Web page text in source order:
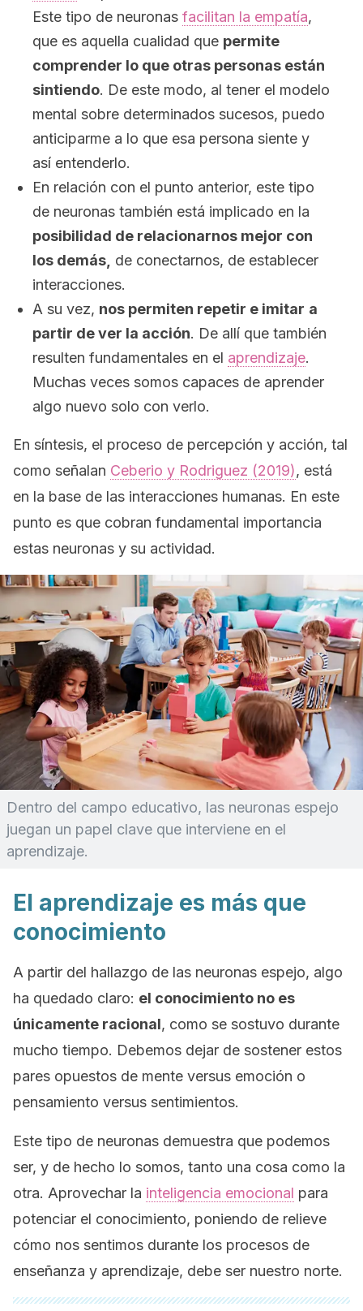
Este tipo de neuronas facilitan la empatía,
que es aquella cualidad que permite
comprender lo que otras personas están
sintiendo. De este modo, al tener el modelo
mental sobre determinados sucesos, puedo
anticiparme a lo que esa persona siente y
así entenderlo.
En relación con el punto anterior, este tipo
de neuronas también está implicado en la
posibilidad de relacionarnos mejor con
los demás, de conectarnos, de establecer
interacciones.
A su vez, nos permiten repetir e imitar a
partir de ver la acción. De allí que también
resulten fundamentales en el aprendizaje.
Muchas veces somos capaces de aprender
algo nuevo solo con verlo.
En síntesis, el proceso de percepción y acción, tal
como señalan Ceberio y Rodriguez (2019), está
en la base de las interacciones humanas. En este
punto es que cobran fundamental importancia
estas neuronas y su actividad.
Dentro del campo educativo, las neuronas espejo
juegan un papel clave que interviene en el
aprendizaje.
El aprendizaje es más que
conocimiento
A partir del hallazgo de las neuronas espejo, algo
ha quedado claro: el conocimiento no es
únicamente racional, como se sostuvo durante
mucho tiempo. Debemos dejar de sostener estos
pares opuestos de mente versus emoción o
pensamiento versus sentimientos.
Este tipo de neuronas demuestra que podemos
ser, y de hecho lo somos, tanto una cosa como la
otra. Aprovechar la inteligencia emocional para
potenciar el conocimiento, poniendo de relieve
cómo nos sentimos durante los procesos de
enseñanza y aprendizaje, debe ser nuestro norte.